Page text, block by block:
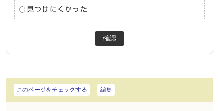
見つけにくかった
確認
このページをチェックする 編集